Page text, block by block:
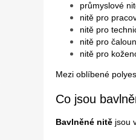
průmyslové
nitě pro
nitě pro
nitě pro
nitě pro
Mezi oblíbené
Co jsou
Bavlněné nitě jsou